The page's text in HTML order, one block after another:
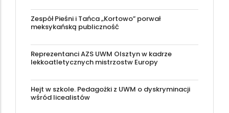
Zespół Pieśni i Tańca „Kortowo” porwał
meksykańską publiczność
Reprezentanci AZS UWM Olsztyn w kadrze
lekkoatletycznych mistrzostw Europy
Hejt w szkole. Pedagożki z UWM o dyskryminacji
wśród licealistów